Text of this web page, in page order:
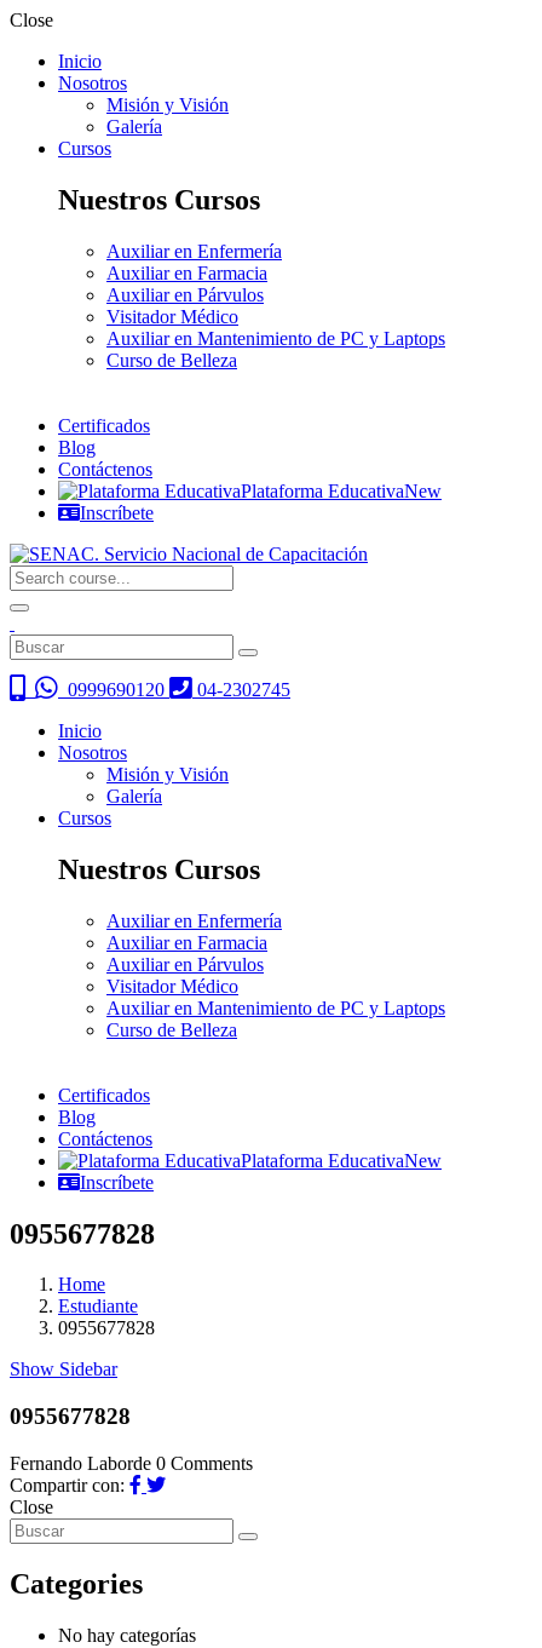
Close
Inicio
Nosotros
Misión y Visión
Galería
Cursos
Nuestros Cursos
Auxiliar en Enfermería
Auxiliar en Farmacia
Auxiliar en Párvulos
Visitador Médico
Auxiliar en Mantenimiento de PC y Laptops
Curso de Belleza
Certificados
Blog
Contáctenos
Plataforma EducativaNew
Inscríbete
0999690120
04-2302745
Inicio
Nosotros
Misión y Visión
Galería
Cursos
Nuestros Cursos
Auxiliar en Enfermería
Auxiliar en Farmacia
Auxiliar en Párvulos
Visitador Médico
Auxiliar en Mantenimiento de PC y Laptops
Curso de Belleza
Certificados
Blog
Contáctenos
Plataforma EducativaNew
Inscríbete
0955677828
Home
Estudiante
0955677828
Show Sidebar
0955677828
Fernando Laborde 0 Comments
Compartir con:
Close
Categories
No hay categorías